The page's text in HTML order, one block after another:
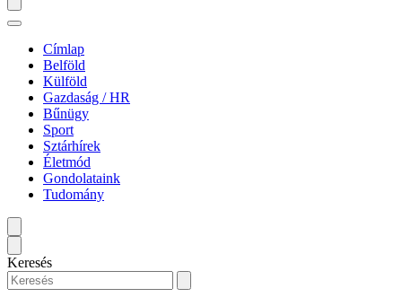
Címlap
Belföld
Külföld
Gazdaság / HR
Bűnügy
Sport
Sztárhírek
Életmód
Gondolataink
Tudomány
Keresés